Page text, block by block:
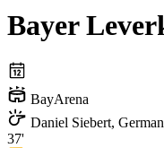
Bayer
BayArena
Daniel Siebert,
37'